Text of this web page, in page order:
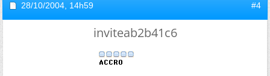
28/10/2004, 14h59 #4
inviteab2b41c6